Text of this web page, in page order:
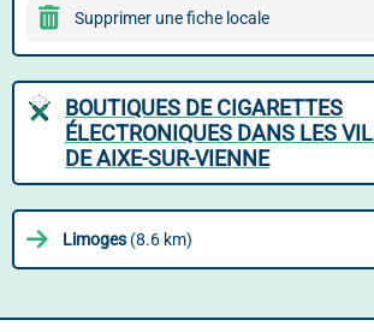
Supprimer une fiche locale
BOUTIQUES DE CIGARETTES
ÉLECTRONIQUES DANS LES
DE AIXE-SUR-VIENNE
Limoges (8.6 km)